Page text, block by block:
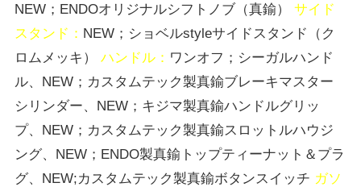
NEW；ENDOオリジナルシフトノブ（真鍮） サイド
スタンド： NEW；ショベルstyleサイドスタンド（ク
ロムメッキ） ハンドル： ワンオフ；シーガルハンド
ル、NEW；カスタムテック製真鍮ブレーキマスター
シリンダー、NEW；キジマ製真鍮ハンドルグリッ
プ、NEW；カスタムテック製真鍮スロットルハウジ
ング、NEW；ENDO製真鍮トップティーナット＆プラ
グ、NEW;カスタムテック製真鍮ボタンスイッチ ガソ